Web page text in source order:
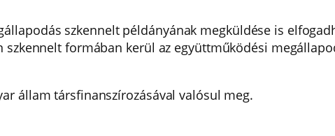
szkennelt példányának megküldése is
formában kerül az együttműködési
állam társfinanszírozásával valósul meg.